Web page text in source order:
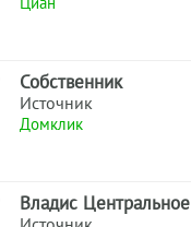
Собственник
Источник
Домклик
Владис Центральное